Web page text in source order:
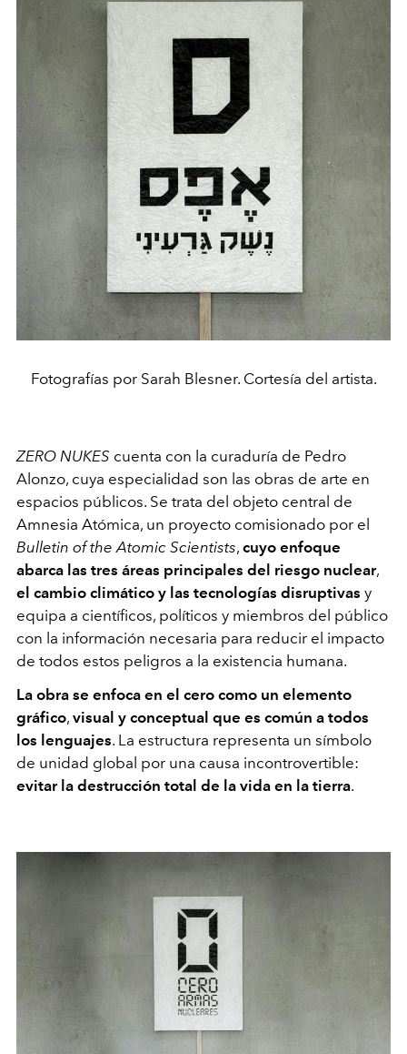
Fotografías por Sarah Blesner. Cortesía del artista.
ZERO NUKES cuenta con la curaduría de Pedro
Alonzo, cuya especialidad son las obras de arte en
espacios públicos. Se trata del objeto central de
Amnesia Atómica, un proyecto comisionado por el
Bulletin of the Atomic Scientists, cuyo enfoque
abarca las tres áreas principales del riesgo nuclear,
el cambio climático y las tecnologías disruptivas y
equipa a científicos, políticos y miembros del público
con la información necesaria para reducir el impacto
de todos estos peligros a la existencia humana.
La obra se enfoca en el cero como un elemento
gráfico, visual y conceptual que es común a todos
los lenguajes. La estructura representa un símbolo
de unidad global por una causa incontrovertible:
evitar la destrucción total de la vida en la tierra.